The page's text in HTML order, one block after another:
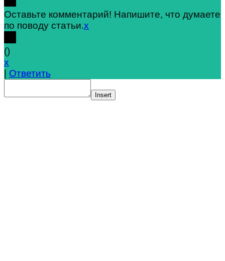
Оставьте комментарий! Напишите, что думаете
по поводу статьи.x
()
x
Ответить
Insert